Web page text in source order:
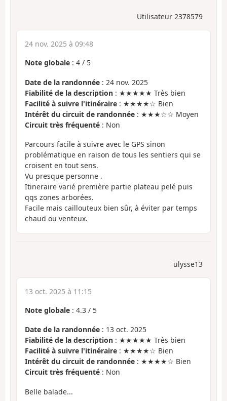
Utilisateur 2378579
24 nov. 2025 à 09:48
Note globale : 4 / 5
Date de la randonnée : 24 nov. 2025
Fiabilité de la description : ★★★★★ Très bien
Facilité à suivre l'itinéraire : ★★★★☆ Bien
Intérêt du circuit de randonnée : ★★★☆☆ Moyen
Circuit très fréquenté : Non
Parcours facile à suivre avec le GPS sinon
problématique en raison de tous les sentiers qui se
croisent en tout sens.
Vu presque personne .
Itineraire varié première partie plateau pelé puis
qqs zones arborées.
Facile mais caillouteux bien sûr, à éviter par temps
chaud ou venteux.
ulysse13
13 oct. 2025 à 11:15
Note globale : 4.3 / 5
Date de la randonnée : 13 oct. 2025
Fiabilité de la description : ★★★★★ Très bien
Facilité à suivre l'itinéraire : ★★★★☆ Bien
Intérêt du circuit de randonnée : ★★★★☆ Bien
Circuit très fréquenté : Non
Belle balade...